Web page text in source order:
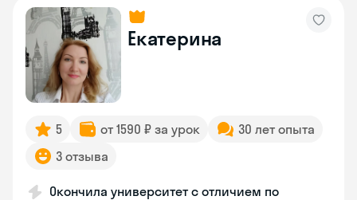
Екатерина
5 от 1590 ₽ за урок
30 лет опыта
3 отзыва
Окончила университет с отличием по